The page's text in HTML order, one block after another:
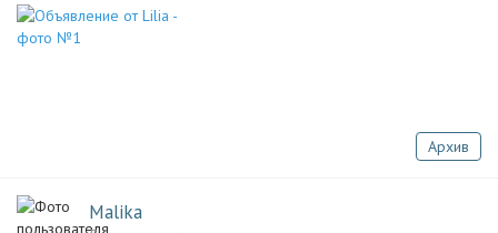
Архив
Malika